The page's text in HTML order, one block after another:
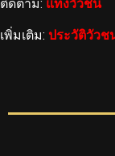
ติดตาม: แทงวัวชน
เพิ่มเติม: ประวัติวัวช